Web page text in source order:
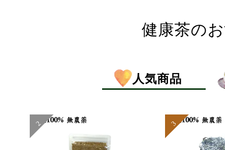
健康茶の
人気商品